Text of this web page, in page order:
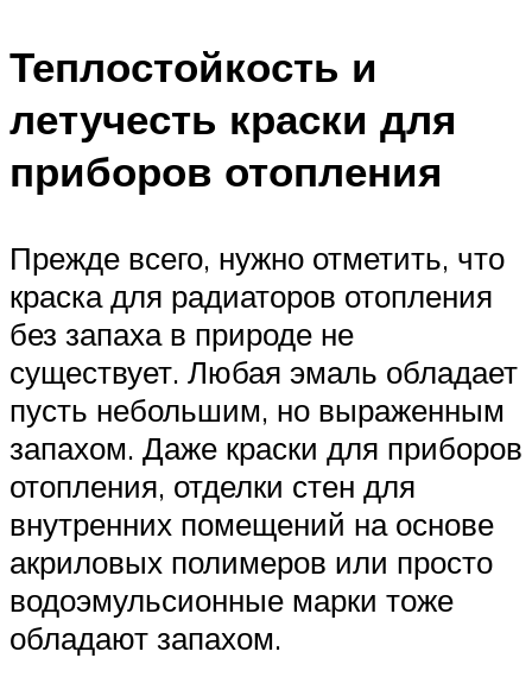
Теплостойкость и
летучесть краски для
приборов отопления
Прежде всего, нужно отметить, что
краска для радиаторов отопления
без запаха в природе не
существует. Любая эмаль обладает
пусть небольшим, но выраженным
запахом. Даже краски для приборов
отопления, отделки стен для
внутренних помещений на основе
акриловых полимеров или просто
водоэмульсионные марки тоже
обладают запахом.